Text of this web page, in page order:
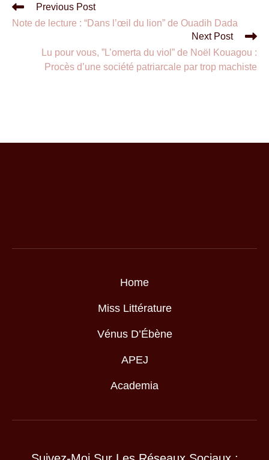
Previous Post
Note de lecture : “Dans l’œil du lion” de Ouadih Dada
Next Post
Lu pour vous, ”L’omerta du viol” de Noël Kouagou :
Procès d’une société patriarcale par trop machiste
Home
Miss Littérature
Vénus D’Ébène
APEJ
Academia